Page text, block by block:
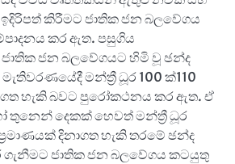
කිරීමට ජාතික ජන බලවේගය
කර ඇත. පසුගිය
ජන බලවේගයට හිමි වූ ඡන්ද
මැතිවරණයේදී මන්ත්‍රී ධූර 100 ක්110
හැකි බවට පුරෝකථනය කර ඇත. ඒ
තුනෙන් දෙකක් හෙවත් මන්ත්‍රී ධූර
දිනාගත හැකි තරමේ ඡන්ද
ගැනීමට ජාතික ජන බලවේගය කටයුතු